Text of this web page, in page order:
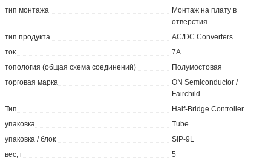
тип монтажа
Монтаж на плату в
отверстия
тип продукта
AC/DC Converters
ток
7A
топология (общая схема соединений)
Полумостовая
торговая марка
ON Semiconductor /
Fairchild
Тип
Half-Bridge Controller
упаковка
Tube
упаковка / блок
SIP-9L
вес, г
5